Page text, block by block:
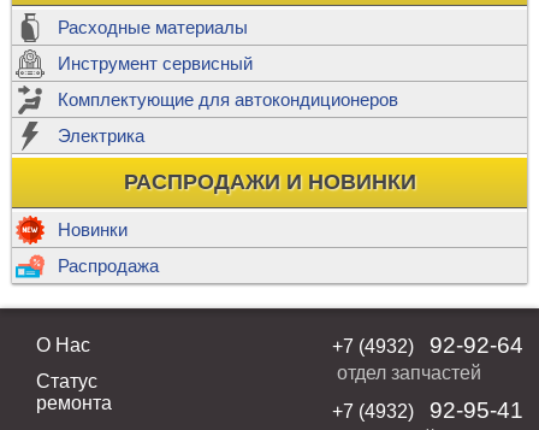
Расходные материалы
Инструмент сервисный
Комплектующие для автокондиционеров
Электрика
РАСПРОДАЖИ И НОВИНКИ
Новинки
Распродажа
О Нас
Статус
ремонта
+7 (4932) 92-92-64
отдел запчастей
+7 (4932)
92-95-41